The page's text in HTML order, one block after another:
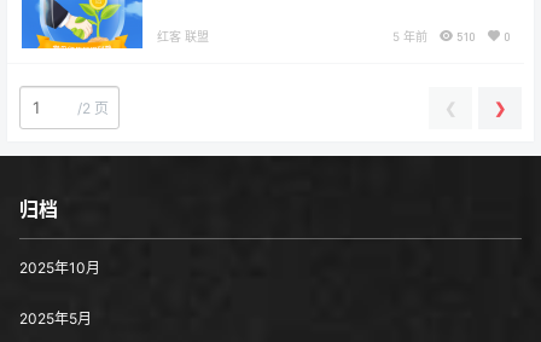
红客 联盟 5 年前 510 0
/2 页 ❮ ❯
归档
2025年10月
2025年5月